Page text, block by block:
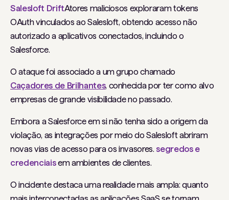
Salesloft DriftAtores maliciosos exploraram tokens
OAuth vinculados ao Salesloft, obtendo acesso não
autorizado a aplicativos conectados, incluindo o
Salesforce.
O ataque foi associado a um grupo chamado
Caçadores de Brilhantes, conhecida por ter como alvo
empresas de grande visibilidade no passado.
Embora a Salesforce em si não tenha sido a origem da
violação, as integrações por meio do Salesloft abriram
novas vias de acesso para os invasores. segredos e
credenciaisem ambientes de clientes.
O incidente destaca uma realidade mais ampla: quanto